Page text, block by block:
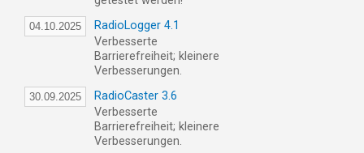
04.10.2025
RadioLogger 4.1
Verbesserte
Barrierefreiheit; kleinere
Verbesserungen.
30.09.2025
RadioCaster 3.6
Verbesserte
Barrierefreiheit; kleinere
Verbesserungen.